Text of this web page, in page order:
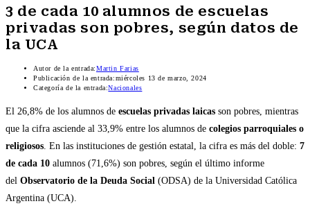
3 de cada 10 alumnos de escuelas
privadas son pobres, según datos de
la UCA
Autor de la entrada:Martin Farias
Publicación de la entrada:miércoles 13 de marzo, 2024
Categoría de la entrada:Nacionales
El 26,8% de los alumnos de escuelas privadas laicas son pobres, mientras
que la cifra asciende al 33,9% entre los alumnos de colegios parroquiales o
religiosos. En las instituciones de gestión estatal, la cifra es más del doble: 7
de cada 10 alumnos (71,6%) son pobres, según el último informe
del Observatorio de la Deuda Social (ODSA) de la Universidad Católica
Argentina (UCA).